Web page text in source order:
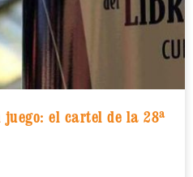
juego: el cartel de la 28ª